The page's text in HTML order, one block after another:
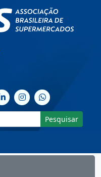
Pesquisar